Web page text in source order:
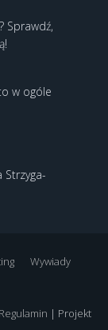
Sprawdź,
w ogóle
Wywiady
Regulamin | Projekt